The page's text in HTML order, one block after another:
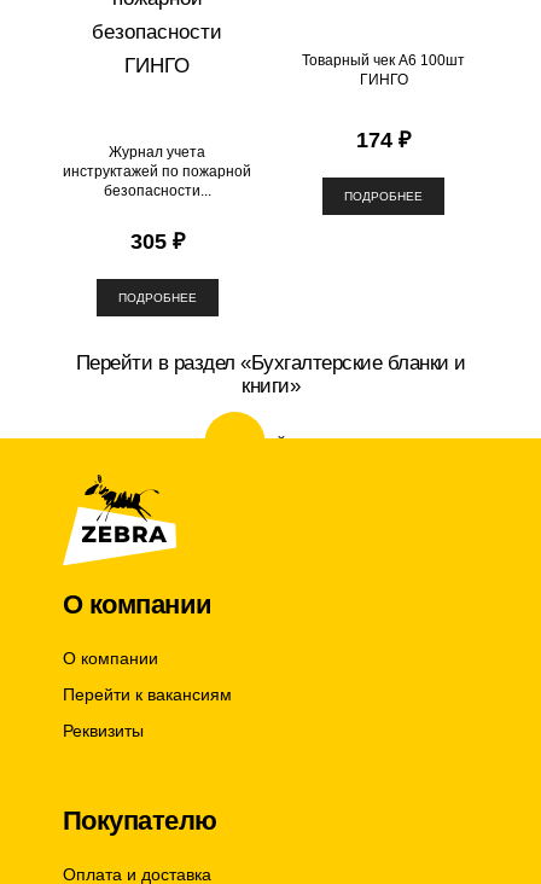
Журнал учета
инструктажей по пожарной
безопасности...
305 ₽
ПОДРОБНЕЕ
Товарный чек А6 100шт
ГИНГО
174 ₽
ПОДРОБНЕЕ
Перейти в раздел «Бухгалтерские бланки и
книги»
перейти
О компании
О компании
Перейти к вакансиям
Реквизиты
Покупателю
Оплата и доставка